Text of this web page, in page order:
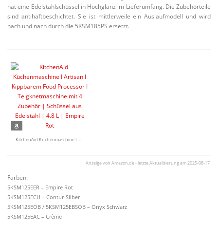
hat eine Edelstahl­schüssel in Hochglanz im Liefer­umfang. Die Zubehör­teile
sind antihaft­be­schichtet. Sie ist mittler­weile ein Auslauf­modell und wird
nach und nach durch die 5KSM185PS ersetzt.
KitchenAid Küchen­ma­schine I Artisan I Kippbarem Food Processor I Teigknet­ma­schine mit 4 Zubehör | Schüssel aus Edelstahl | 4.8 L | Empire Rot
Anzeige von Amazon.de - letzte Aktua­li­sierung am 2025-08-17
Farben:
5KSM125EER – Empire Rot
5KSM125ECU – Contur-Silber
5KSM125EOB / 5KSM125EBSOB – Onyx Schwarz
5KSM125EAC – Crème